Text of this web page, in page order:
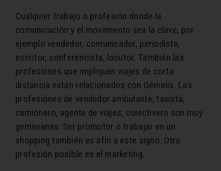
Cualquier trabajo o profesión donde la
comunicación y el movimiento sea la clave, por
ejemplo vendedor, comunicador, periodista,
escritor, conferencista, locutor. También las
profesiones que impliquen viajes de corta
distancia están relacionados con Géminis. Las
profesiones de vendedor ambulante, taxista,
camionero, agente de viajes, colectivero son muy
geminianas. Ser promotor o trabajar en un
shopping también es afín a este signo. Otra
profesión posible es el marketing.